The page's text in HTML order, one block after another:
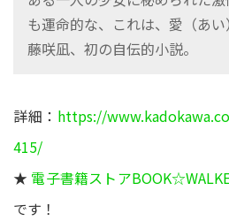
も運命的な、これは、愛（あい
藤咲凪、初の自伝的小説。
詳細： https://
415/
★ 電子書籍ストア
です！